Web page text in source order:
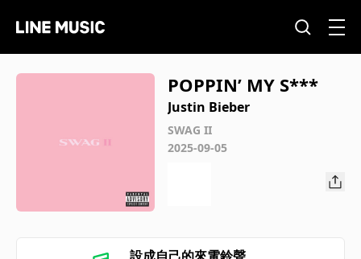
POPPIN’ MY S***
Justin Bieber
SWAG II
2025-09-05